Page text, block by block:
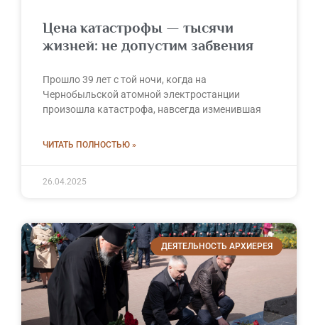
Цена катастрофы — тысячи
жизней: не допустим забвения
Прошло 39 лет с той ночи, когда на
Чернобыльской атомной электростанции
произошла катастрофа, навсегда изменившая
ЧИТАТЬ ПОЛНОСТЬЮ »
26.04.2025
ДЕЯТЕЛЬНОСТЬ АРХИЕРЕЯ